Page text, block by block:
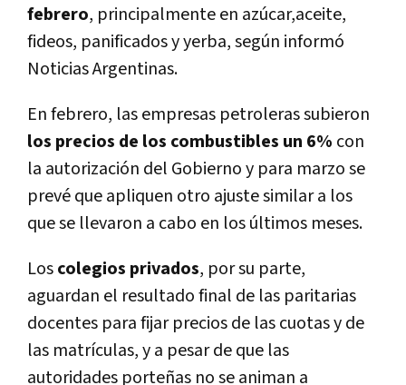
febrero, principalmente en azúcar,aceite,
fideos, panificados y yerba, según informó
Noticias Argentinas.
En febrero, las empresas petroleras subieron
los precios de los combustibles un 6% con
la autorización del Gobierno y para marzo se
prevé que apliquen otro ajuste similar a los
que se llevaron a cabo en los últimos meses.
Loscolegios privados, por su parte,
aguardan el resultado final de las paritarias
docentes para fijar precios de las cuotas y de
las matrículas, y a pesar de que las
autoridades porteñas no se animan a